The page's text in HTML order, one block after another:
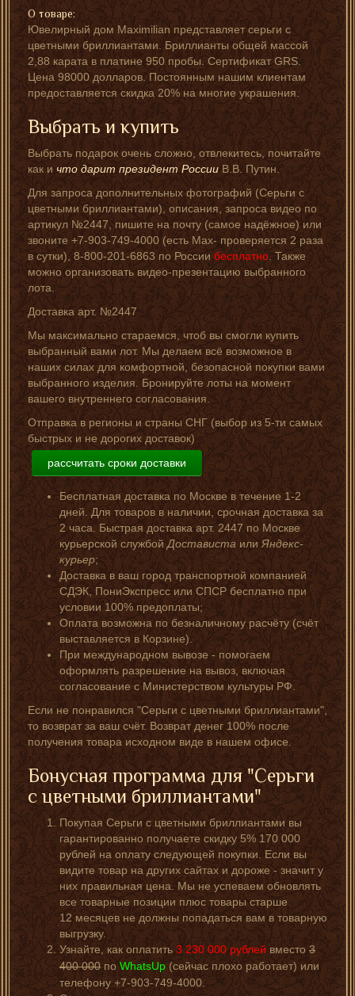
О товаре:
Ювелирный дом Maximilian представляет серьги с
цветными бриллиантами. Бриллианты общей массой
2,88 карата в платине 950 пробы. Сертификат GRS.
Цена 98000 долларов. Постоянным нашим клиентам
предоставляется скидка 20% на многие украшения.
Выбрать и купить
Выбрать подарок очень сложно, отвлекитесь, почитайте
как ичто дарит президент РоссииВ.В. Путин.
Для запроса дополнительных фотографий (Серьги с
цветными бриллиантами), описания, запроса видео по
артикул №2447, пишите на почту (самое надёжное) или
звоните +7-903-749-4000 (есть Мах- проверяется 2 раза
в сутки), 8-800-201-6863 по России бесплатно. Также
можно организовать видео-презентацию выбранного
лота.
Доставка арт. №2447
Мы максимально стараемся, чтоб вы смогли купить
выбранный вами лот. Мы делаем всё возможное в
наших силах для комфортной, безопасной покупки вами
выбранного изделия. Бронируйте лоты на момент
вашего внутреннего согласования.
Отправка в регионы и страны СНГ (выбор из 5-ти самых
быстрых и не дорогих доставок)
рассчитать сроки доставки
Бесплатная доставка по Москве в течение 1-2
дней. Для товаров в наличии, срочная доставка за
2 часа. Быстрая доставка арт. 2447 по Москве
курьерской службойДоставистаили Яндекс-
курьер;
Доставка в ваш город транспортной компанией
СДЭК, ПониЭкспресс или СПСР бесплатно при
условии 100% предоплаты;
Оплата возможна по безналичному расчёту (счёт
выставляется в Корзине).
При международном вывозе - помогаем
оформлять разрешение на вывоз, включая
согласование с Министерством культуры РФ.
Если не понравился "Серьги с цветными бриллиантами",
то возврат за ваш счёт. Возврат денег 100% после
получения товара исходном виде в нашем офисе.
Бонусная программа для "Серьги
с цветными бриллиантами"
Покупая Серьги с цветными бриллиантами вы
гарантированно получаете скидку 5% 170 000
рублей на оплату следующей покупки. Если вы
видите товар на других сайтах и дороже - значит у
них правильная цена. Мы не успеваем обновлять
все товарные позиции плюс товары старше
12 месяцев не должны попадаться вам в товарную
выгрузку.
Узнайте, как оплатить3 230 000 рублейвместо3
400 000поWhatsUp (сейчас плохо работает) или
телефону +7-903-749-4000.